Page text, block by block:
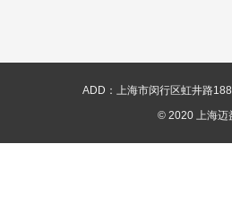
ADD：上海市闵行区虹井路
© 2020 上海迈